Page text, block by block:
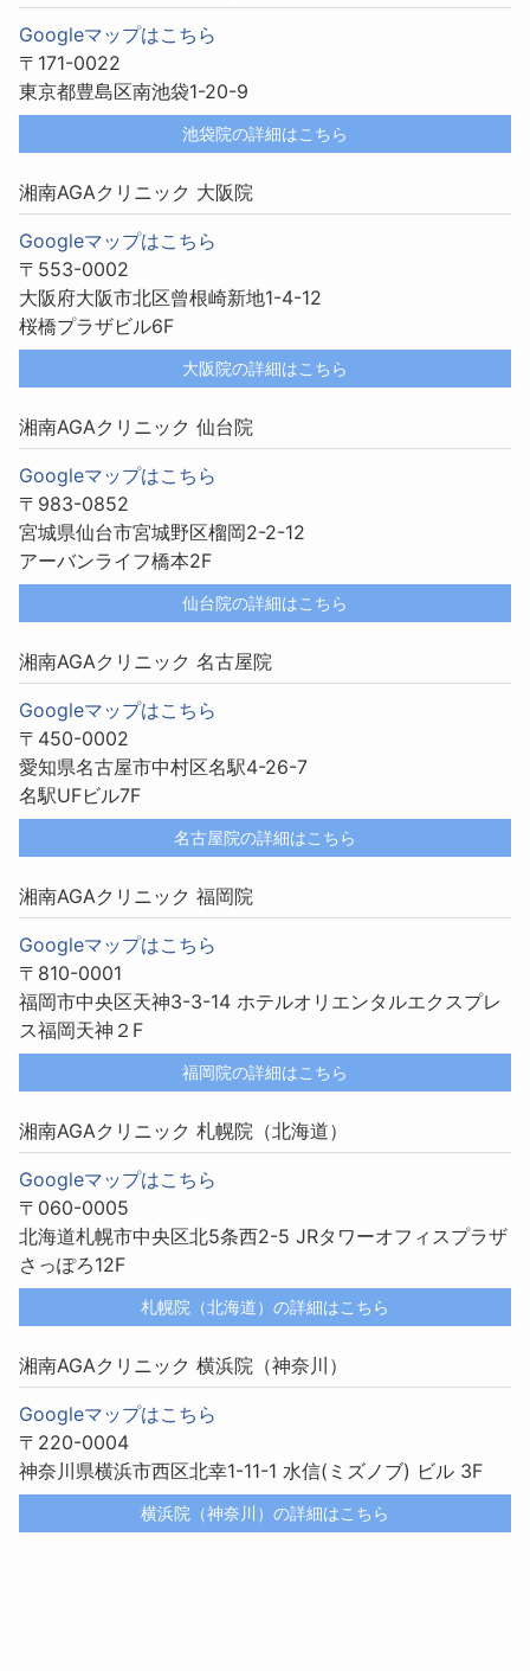
Googleマップはこちら
〒171-0022
東京都豊島区南池袋1-20-9
池袋院の詳細はこちら
湘南AGAクリニック 大阪院
Googleマップはこちら
〒553-0002
大阪府大阪市北区曾根崎新地1-4-12
桜橋プラザビル6F
大阪院の詳細はこちら
湘南AGAクリニック 仙台院
Googleマップはこちら
〒983-0852
宮城県仙台市宮城野区榴岡2-2-12
アーバンライフ橋本2F
仙台院の詳細はこちら
湘南AGAクリニック 名古屋院
Googleマップはこちら
〒450-0002
愛知県名古屋市中村区名駅4-26-7
名駅UFビル7F
名古屋院の詳細はこちら
湘南AGAクリニック 福岡院
Googleマップはこちら
〒810-0001
福岡市中央区天神3-3-14 ホテルオリエンタルエクスプレ
ス福岡天神２F
福岡院の詳細はこちら
湘南AGAクリニック 札幌院（北海道）
Googleマップはこちら
〒060-0005
北海道札幌市中央区北5条西2-5 JRタワーオフィスプラザ
さっぽろ12F
札幌院（北海道）の詳細はこちら
湘南AGAクリニック 横浜院（神奈川）
Googleマップはこちら
〒220-0004
神奈川県横浜市西区北幸1-11-1 水信(ミズノブ) ビル 3F
横浜院（神奈川）の詳細はこちら